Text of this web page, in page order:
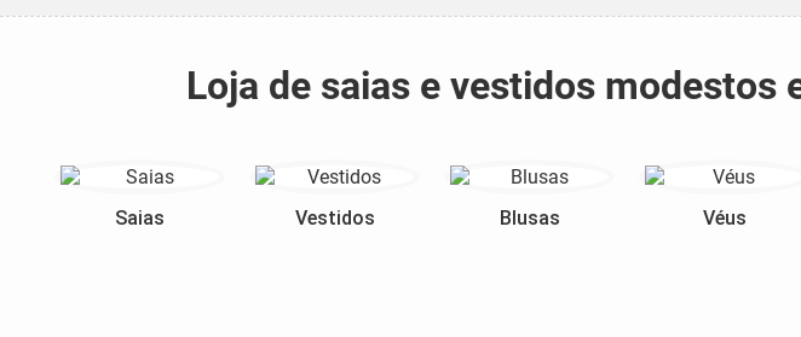
Loja de saias e vestidos modestos
Saias Vestidos Blusas Véus